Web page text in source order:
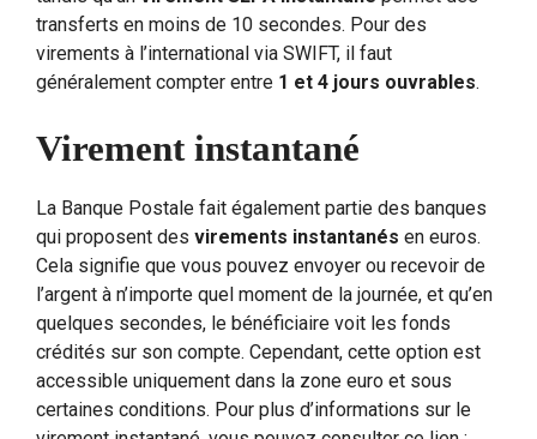
transferts en moins de 10 secondes. Pour des
virements à l’international via SWIFT, il faut
généralement compter entre 1 et 4 jours ouvrables.
Virement instantané
La Banque Postale fait également partie des banques
qui proposent des virements instantanés en euros.
Cela signifie que vous pouvez envoyer ou recevoir de
l’argent à n’importe quel moment de la journée, et qu’en
quelques secondes, le bénéficiaire voit les fonds
crédités sur son compte. Cependant, cette option est
accessible uniquement dans la zone euro et sous
certaines conditions. Pour plus d’informations sur le